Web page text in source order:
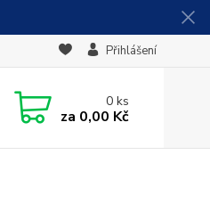
Přihlášení
0ks
za 0,00 Kč